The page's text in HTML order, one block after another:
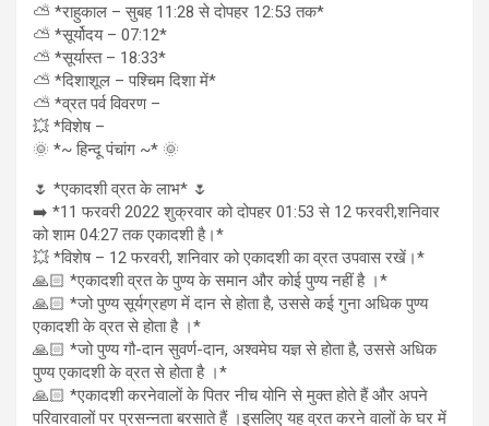
⛅ *राहुकाल – सुबह 11:28 से दोपहर 12:53 तक*
⛅ *सूर्योदय – 07:12*
⛅ *सूर्यास्त – 18:33*
⛅ *दिशाशूल – पश्चिम दिशा में*
⛅ *व्रत पर्व विवरण –
💥 *विशेष –
🌞 *~ हिन्दू पंचांग ~* 🌞
🌷 *एकादशी व्रत के लाभ* 🌷
➡️ *11 फरवरी 2022 शुक्रवार को दोपहर 01:53 से 12 फरवरी,शनिवार
को शाम 04:27 तक एकादशी है।*
💥 *विशेष – 12 फरवरी, शनिवार को एकादशी का व्रत उपवास रखें।*
🙏🏻 *एकादशी व्रत के पुण्य के समान और कोई पुण्य नहीं है ।*
🙏🏻 *जो पुण्य सूर्यग्रहण में दान से होता है, उससे कई गुना अधिक पुण्य
एकादशी के व्रत से होता है ।*
🙏🏻 *जो पुण्य गौ-दान सुवर्ण-दान, अश्वमेघ यज्ञ से होता है, उससे अधिक
पुण्य एकादशी के व्रत से होता है ।*
🙏🏻 *एकादशी करनेवालों के पितर नीच योनि से मुक्त होते हैं और अपने
परिवारवालों पर प्रसन्नता बरसाते हैं ।इसलिए यह व्रत करने वालों के घर में